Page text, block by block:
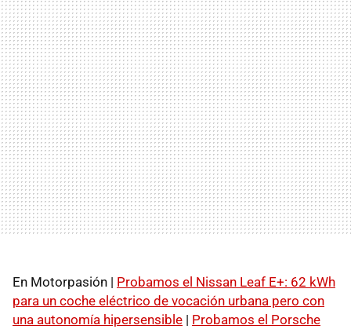
En Motorpasión | Probamos el Nissan Leaf E+: 62 kWh
para un coche eléctrico de vocación urbana pero con
una autonomía hipersensible | Probamos el Porsche